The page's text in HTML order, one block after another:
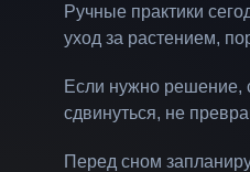
Ручные практики
уход за растением,
Если нужно решение,
сдвинуться, не
Перед сном